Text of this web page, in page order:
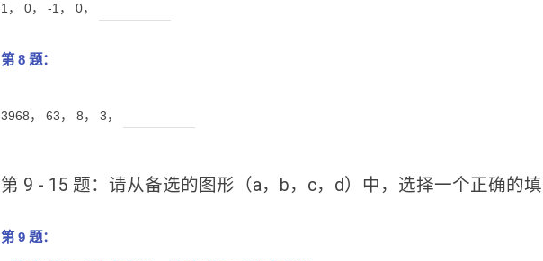
1， 0， -1， 0，
第 8 题：
3968， 63， 8， 3，
第 9 - 15 题：请从备选的图形（a，b，c，d）中，选择一个正确的填
第 9 题：